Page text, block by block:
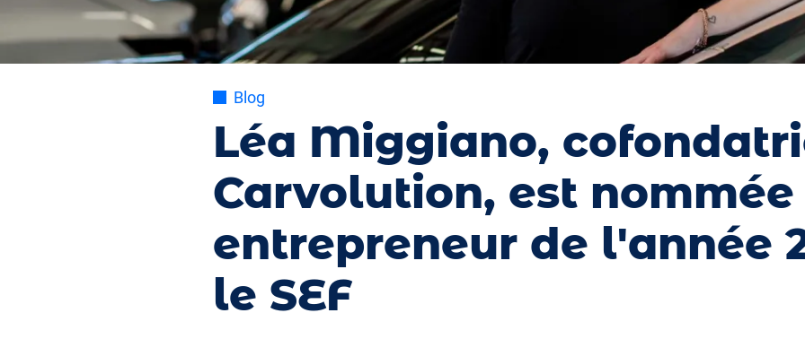
Blog
Léa Miggiano,
Carvolution, est nommée
entrepreneur de l'année
le SEF